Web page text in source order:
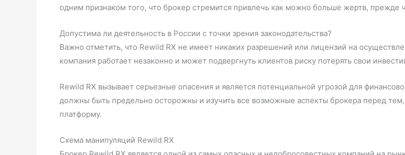
одним признаком того, что брокер стремится привлечь как можно больше жертв, прежде
Допустима ли деятельность в России с точки зрения законодательства?
Важно отметить, что Rewild RX не имеет никаких разрешений или лицензий на
компания работает незаконно и может подвергнуть клиентов риску потерять свои
Rewild RX вызывает серьезные опасения и является потенциальной угрозой для
должны быть предельно осторожны и изучить все возможные аспекты брокера перед
платформу.
Схема манипуляций Rewild RX